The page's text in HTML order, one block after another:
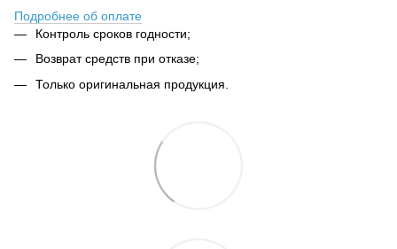
Подробнее об оплате
Контроль сроков годности;
Возврат средств при отказе;
Только оригинальная продукция.